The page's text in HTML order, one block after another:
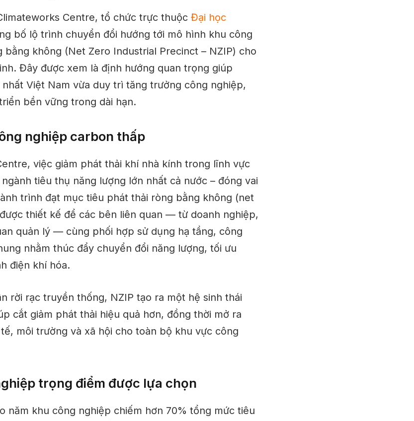
Centre, tổ chức trực thuộc Đại học
bố lộ trình chuyển đổi hướng tới mô hình khu công
bằng không (Net Zero Industrial Precinct – NZIP) cho
Đây được xem là định hướng quan trọng giúp
Việt Nam vừa duy trì tăng trưởng công nghiệp,
bền vững trong dài hạn.
nghiệp carbon thấp
việc giảm phát thải khí nhà kính trong lĩnh vực
tiêu thụ năng lượng lớn nhất cả nước – đóng vai
trình đạt mục tiêu phát thải ròng bằng không (net
thiết kế để các bên liên quan — từ doanh nghiệp,
quản lý — cùng phối hợp sử dụng hạ tầng, công
nhằm thúc đẩy chuyển đổi năng lượng, tối ưu
điện khí hóa.
rời rạc truyền thống, NZIP tạo ra một hệ sinh thái
cắt giảm phát thải hiệu quả hơn, đồng thời mở ra
môi trường và xã hội cho toàn bộ khu vực công
trọng điểm được lựa chọn
năm khu công nghiệp chiếm hơn 70% tổng mức tiêu